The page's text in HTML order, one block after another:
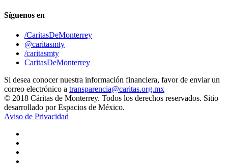
Síguenos en
/CaritasDeMonterrey
@caritasmty
/caritasmty
CaritasDeMonterrey
Si desea conocer nuestra información financiera, favor de enviar un
correo electrónico a transparencia@caritas.org.mx
© 2018 Cáritas de Monterrey. Todos los derechos reservados. Sitio
desarrollado por Espacios de México.
Aviso de Privacidad